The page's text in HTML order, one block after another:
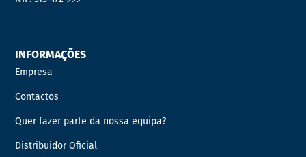
INFORMAÇÕES
Empresa
Contactos
Quer fazer parte da nossa equipa?
Distribuidor Oficial